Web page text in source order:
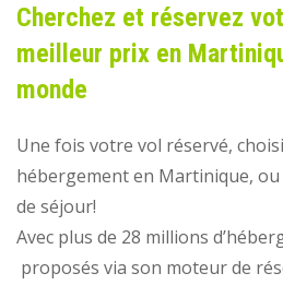
Cherchez et réservez
meilleur prix en
monde
Une fois votre vol réservé,
hébergement en Martinique,
de séjour!
Avec plus de 28 millions
proposés via son moteur de